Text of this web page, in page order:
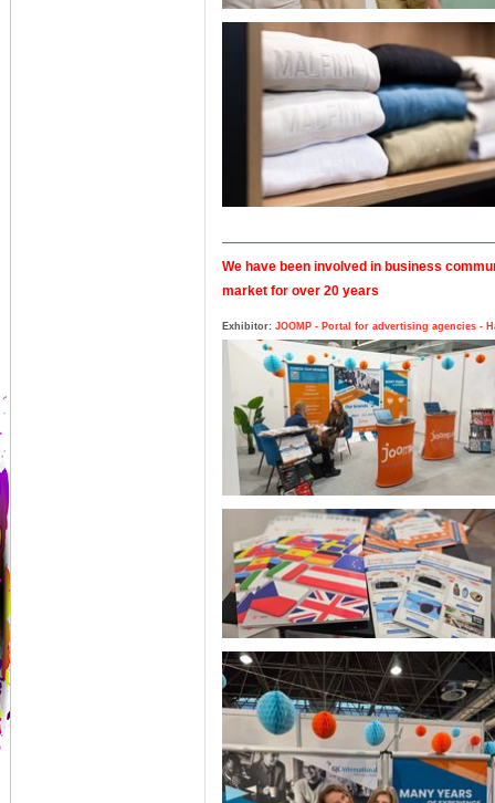
We have been involved in business
market for over 20 years
Exhibitor: JOOMP - Portal for advertising agencies -